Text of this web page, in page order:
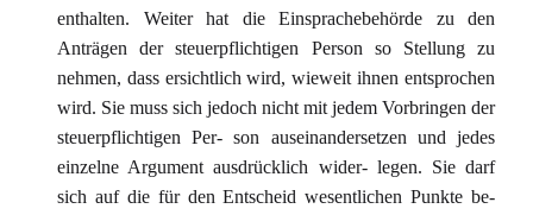
enthalten. Weiter hat die Einsprachebehörde zu den
Anträgen der steuerpflichtigen Person so Stellung zu
nehmen, dass ersichtlich wird, wieweit ihnen entsprochen
wird. Sie muss sich jedoch nicht mit jedem Vorbringen der
steuerpflichtigen Per- son auseinandersetzen und jedes
einzelne Argument ausdrücklich wider- legen. Sie darf
sich auf die für den Entscheid wesentlichen Punkte be-